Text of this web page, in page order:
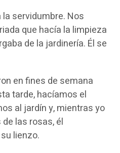
servidumbre. Nos
que hacía la limpieza
de la jardinería. Él se
en fines de semana
tarde, hacíamos el
al jardín y, mientras yo
las rosas, él
lienzo.